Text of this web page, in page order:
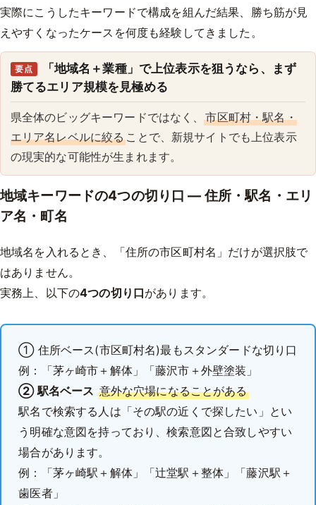
実際にこうしたキーワードで構成を組んだ結果、勝ち筋が見
えやすくなったケースを何度も経験してきました。
要点
「地域名＋業種」で上位表示を狙うなら、まず
勝てるエリア規模を見極める
県全体のビッグキーワードではなく、市区町村・駅名・
エリア名レベルに絞ることで、新規サイトでも上位表示
の現実的な可能性が生まれます。
地域キーワードの4つの切り口 — 住所・駅名・エリ
ア名・町名
地域名を入れるとき、「住所の市区町村名」だけが選択肢で
はありません。
実務上、以下の4つの切り口があります。
① 住所ベース(市区町村名)最もスタンダードな切り口
例：「茅ヶ崎市＋解体」「藤沢市＋外壁塗装」
② 駅名ベース 意外な穴場になることがある
駅名で検索する人は「その駅の近くで探したい」とい
う明確な意図を持っており、検索意図と合致しやすい
場合があります。
例：「茅ヶ崎駅＋解体」「辻堂駅＋整体」「藤沢駅＋
歯医者」